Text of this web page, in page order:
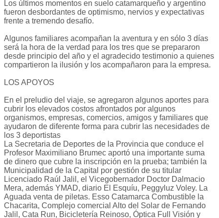
Los últimos momentos en suelo catamarqueño y argentino
fueron desbordantes de optimismo, nervios y expectativas
frente a tremendo desafío.
Algunos familiares acompañan la aventura y en sólo 3 días
será la hora de la verdad para los tres que se prepararon
desde principio del año y el agradecido testimonio a quienes
compartieron la ilusión y los acompañaron para la empresa.
LOS APOYOS
En el preludio del viaje, se agregaron algunos aportes para
cubrir los elevados costos afrontados por algunos
organismos, empresas, comercios, amigos y familiares que
ayudaron de diferente forma para cubrir las necesidades de
los 3 deportistas
La Secretaria de Deportes de la Provincia que conduce el
Profesor Maximiliano Brumec aportó una importante suma
de dinero que cubre la inscripción en la prueba; también la
Municipalidad de la Capital por gestión de su titular
Licenciado Raúl Jalil, el Vicegobernador Doctor Dalmacio
Mera, además YMAD, diario El Esquíu, Peggyluz Voley. La
Aguada venta de piletas. Esso Catamarca Combustible la
Chacarita, Complejo comercial Alto del Solar de Fernando
Jalil, Cata Run, Bicicletería Reinoso, Óptica Full Visión y